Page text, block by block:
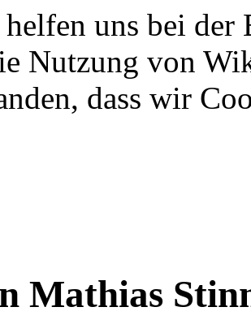
helfen uns bei
Nutzung von
dass wir
Mathias